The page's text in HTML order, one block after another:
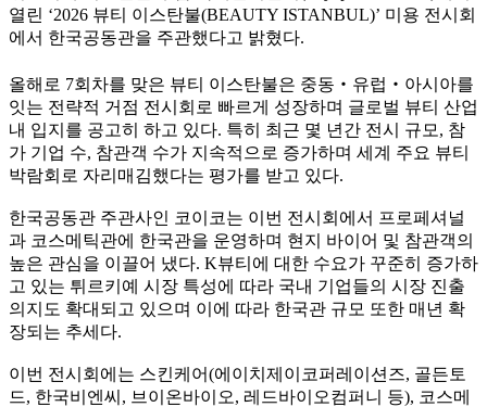
열린 ‘2026 뷰티 이스탄불(BEAUTY ISTANBUL)’ 미용 전시회
에서 한국공동관을 주관했다고 밝혔다.
올해로 7회차를 맞은 뷰티 이스탄불은 중동‧유럽‧아시아를
잇는 전략적 거점 전시회로 빠르게 성장하며 글로벌 뷰티 산업
내 입지를 공고히 하고 있다. 특히 최근 몇 년간 전시 규모, 참
가 기업 수, 참관객 수가 지속적으로 증가하며 세계 주요 뷰티
박람회로 자리매김했다는 평가를 받고 있다.
한국공동관 주관사인 코이코는 이번 전시회에서 프로페셔널
과 코스메틱관에 한국관을 운영하며 현지 바이어 및 참관객의
높은 관심을 이끌어 냈다. K뷰티에 대한 수요가 꾸준히 증가하
고 있는 튀르키예 시장 특성에 따라 국내 기업들의 시장 진출
의지도 확대되고 있으며 이에 따라 한국관 규모 또한 매년 확
장되는 추세다.
이번 전시회에는 스킨케어(에이치제이코퍼레이션즈, 골든토
드, 한국비엔씨, 브이온바이오, 레드바이오컴퍼니 등), 코스메